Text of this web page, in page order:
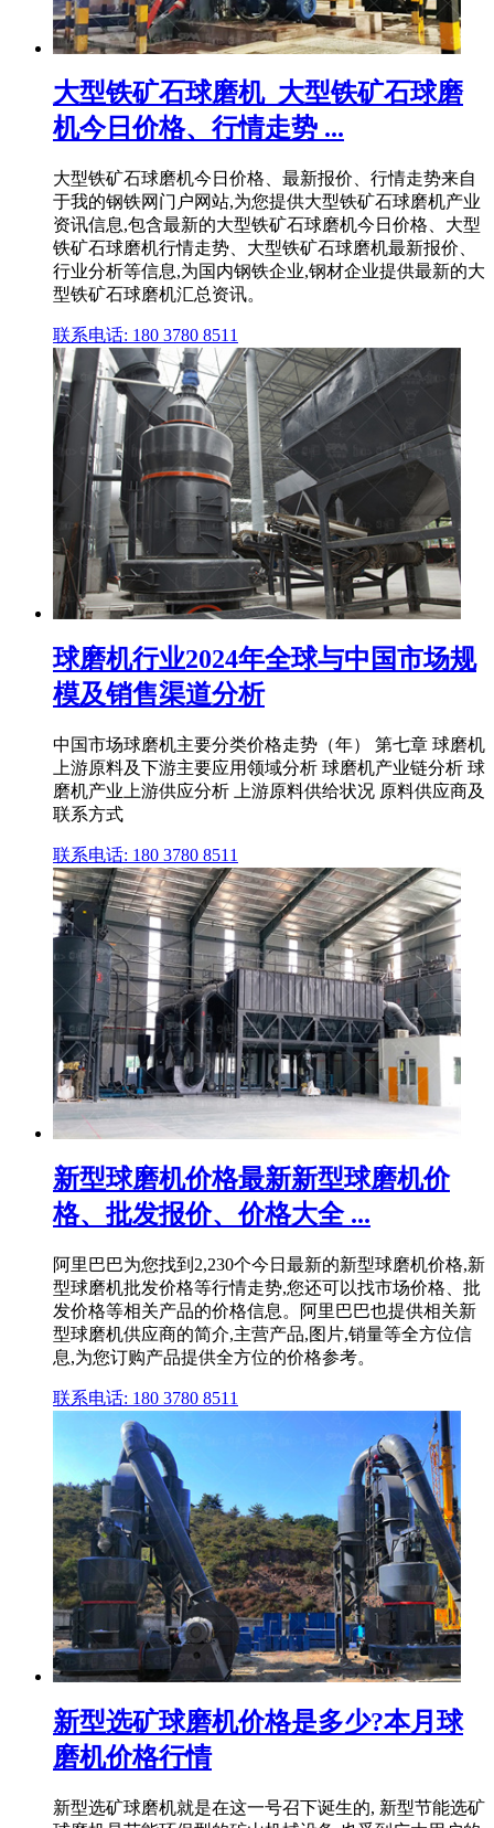
大型铁矿石球磨机_大型铁矿石球磨
机今日价格、行情走势 ...
大型铁矿石球磨机今日价格、最新报价、行情走势来自
于我的钢铁网门户网站,为您提供大型铁矿石球磨机产业
资讯信息,包含最新的大型铁矿石球磨机今日价格、大型
铁矿石球磨机行情走势、大型铁矿石球磨机最新报价、
行业分析等信息,为国内钢铁企业,钢材企业提供最新的大
型铁矿石球磨机汇总资讯。
联系电话: 180 3780 8511
球磨机行业2024年全球与中国市场规
模及销售渠道分析
中国市场球磨机主要分类价格走势（年） 第七章 球磨机
上游原料及下游主要应用领域分析 球磨机产业链分析 球
磨机产业上游供应分析 上游原料供给状况 原料供应商及
联系方式
联系电话: 180 3780 8511
新型球磨机价格最新新型球磨机价
格、批发报价、价格大全 ...
阿里巴巴为您找到2,230个今日最新的新型球磨机价格,新
型球磨机批发价格等行情走势,您还可以找市场价格、批
发价格等相关产品的价格信息。阿里巴巴也提供相关新
型球磨机供应商的简介,主营产品,图片,销量等全方位信
息,为您订购产品提供全方位的价格参考。
联系电话: 180 3780 8511
新型选矿球磨机价格是多少?本月球
磨机价格行情
新型选矿球磨机就是在这一号召下诞生的, 新型节能选矿